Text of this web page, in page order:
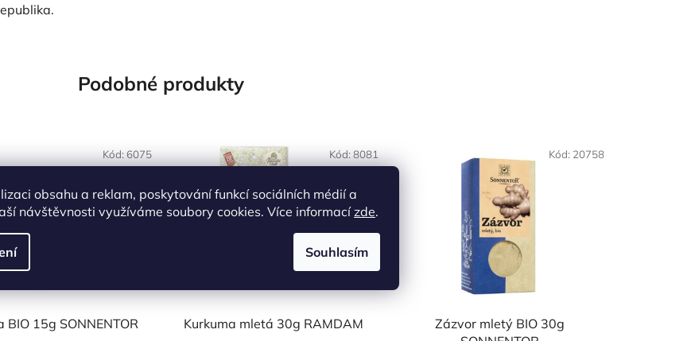
obsahu a reklam, poskytování funkcí sociálních médií a
návštěvnosti využíváme soubory cookies. Více informacízde.
Souhlasím
Podobné produkty
BIO 15g SONNENTOR
Kód:6075
NAŠE OVĚŘENÁ
VOLBA
Kurkuma mletá 30g RAMDAM
Kód:8081
Zázvor mletý BIO 30g
Kód: 20758